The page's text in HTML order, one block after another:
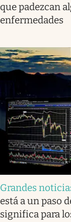
que padezcan
enfermedades
Grandes
está a un paso
significa para